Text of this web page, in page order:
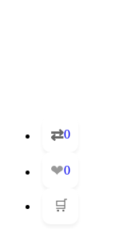
⇄0
❤0
🛒